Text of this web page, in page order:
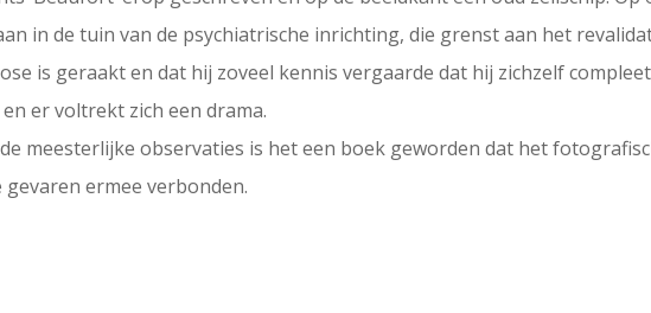
in de tuin van de psychiatrische inrichting, die grenst aan het
is geraakt en dat hij zoveel kennis vergaarde dat hij zichzelf
er voltrekt zich een drama.
meesterlijke observaties is het een boek geworden dat het
ermee verbonden.